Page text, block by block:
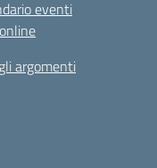
eventi
argomenti